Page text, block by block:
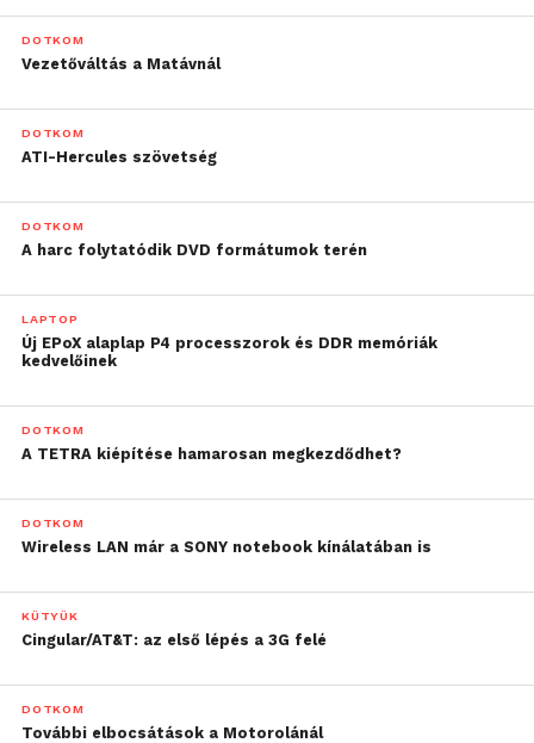
DOTKOM
Vezetőváltás a Matávnál
DOTKOM
ATI-Hercules szövetség
DOTKOM
A harc folytatódik DVD formátumok terén
LAPTOP
Új EPoX alaplap P4 processzorok és DDR memóriák
kedvelőinek
DOTKOM
A TETRA kiépítése hamarosan megkezdődhet?
DOTKOM
Wireless LAN már a SONY notebook kínálatában is
KÜTYÜK
Cingular/AT&T: az első lépés a 3G felé
DOTKOM
További elbocsátások a Motorolánál